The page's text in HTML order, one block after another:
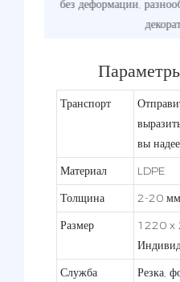
без деформации,
Транспорт
вы
Материал
LDPE
Толщина
2-20 мм
Размер
1220 x
Служба
Резка,